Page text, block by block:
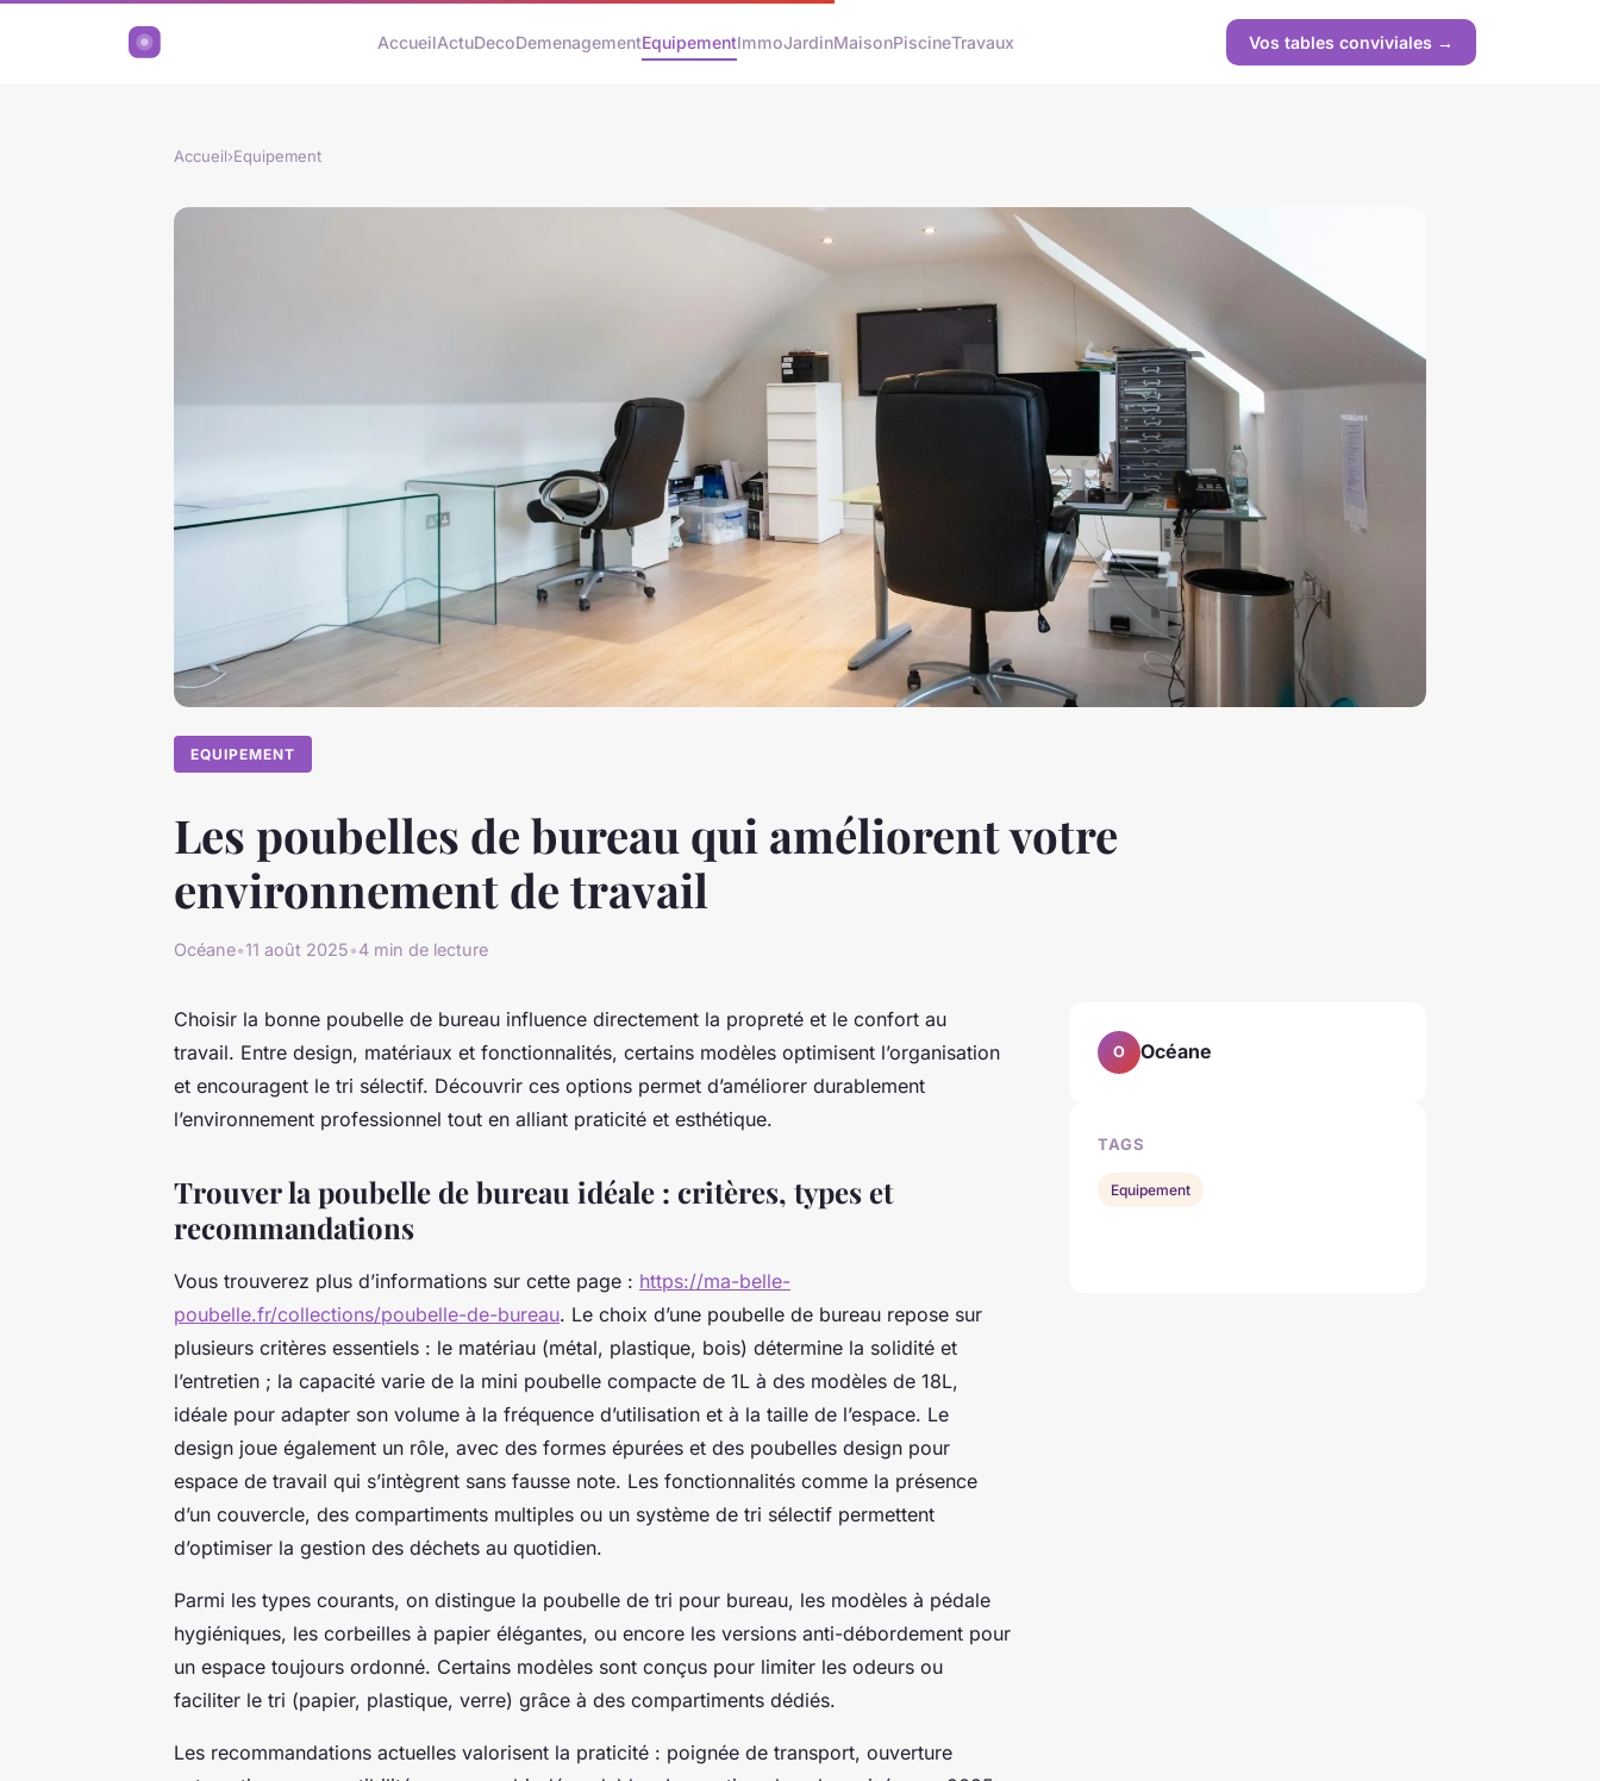
AccueilActuDecoDemenagementEquipementImmoJardinMaisonPiscineTravaux Vos tables conviviales →
Accueil›Equipement
EQUIPEMENT
Les poubelles de bureau qui améliorent votre
environnement de travail
Océane•11 août 2025•4 min de lecture
Choisir la bonne poubelle de bureau influence directement la propreté et le confort au
travail. Entre design, matériaux et fonctionnalités, certains modèles optimisent l’organisation
et encouragent le tri sélectif. Découvrir ces options permet d’améliorer durablement
l’environnement professionnel tout en alliant praticité et esthétique.
Trouver la poubelle de bureau idéale : critères, types et
recommandations
Vous trouverez plus d’informations sur cette page : https://ma-belle-
poubelle.fr/collections/poubelle-de-bureau. Le choix d’une poubelle de bureau repose sur
plusieurs critères essentiels : le matériau (métal, plastique, bois) détermine la solidité et
l’entretien ; la capacité varie de la mini poubelle compacte de 1L à des modèles de 18L,
idéale pour adapter son volume à la fréquence d’utilisation et à la taille de l’espace. Le
design joue également un rôle, avec des formes épurées et des poubelles design pour
espace de travail qui s’intègrent sans fausse note. Les fonctionnalités comme la présence
d’un couvercle, des compartiments multiples ou un système de tri sélectif permettent
d’optimiser la gestion des déchets au quotidien.
Parmi les types courants, on distingue la poubelle de tri pour bureau, les modèles à pédale
hygiéniques, les corbeilles à papier élégantes, ou encore les versions anti-débordement pour
un espace toujours ordonné. Certains modèles sont conçus pour limiter les odeurs ou
faciliter le tri (papier, plastique, verre) grâce à des compartiments dédiés.
Les recommandations actuelles valorisent la praticité : poignée de transport, ouverture
O Océane
TAGS
Equipement